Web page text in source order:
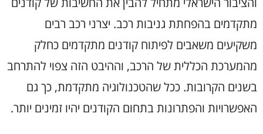
מתקדמים בהפחתת גניבות רכב. יצרני רכב רבים
משקיעים משאבים לפיתוח קודנים מתקדמים כחלק
מהמערכת הכללית של הרכב, וההיבט הזה צפוי להתרחב
בשנים הקרובות. ככל שהטכנולוגיה מתקדמת, כך גם
האפשרויות והפתרונות בתחום הקודנים יהיו זמינים יותר.